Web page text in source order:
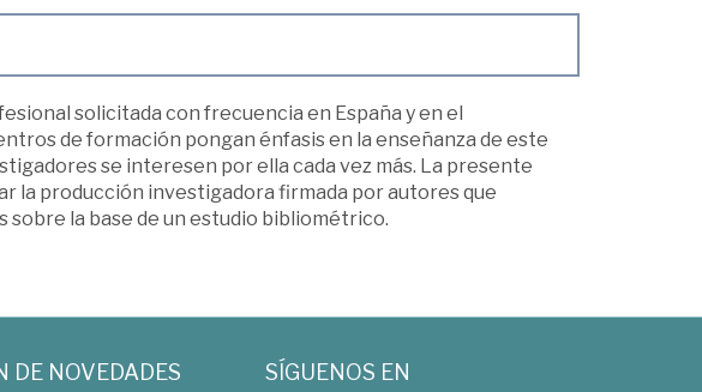
solicitada con frecuencia en España y en el
de formación pongan énfasis en la enseñanza de este
se interesen por ella cada vez más. La presente
la producción investigadora firmada por autores que
la base de un estudio bibliométrico.
DE NOVEDADES SÍGUENOS EN